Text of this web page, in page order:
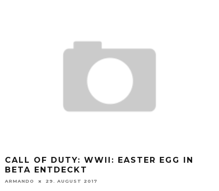
CALL OF DUTY: WWII: EASTER EGG IN
BETA ENTDECKT
ARMANDO 29. AUGUST 2017